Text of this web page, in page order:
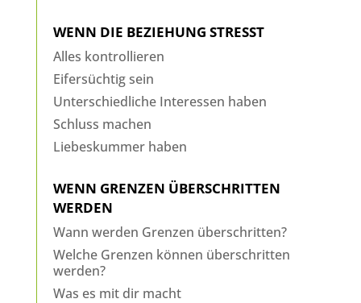
WENN DIE BEZIEHUNG STRESST
Alles kontrollieren
Eifersüchtig sein
Unterschiedliche Interessen haben
Schluss machen
Liebeskummer haben
WENN GRENZEN ÜBERSCHRITTEN
WERDEN
Wann werden Grenzen überschritten?
Welche Grenzen können überschritten
werden?
Was es mit dir macht